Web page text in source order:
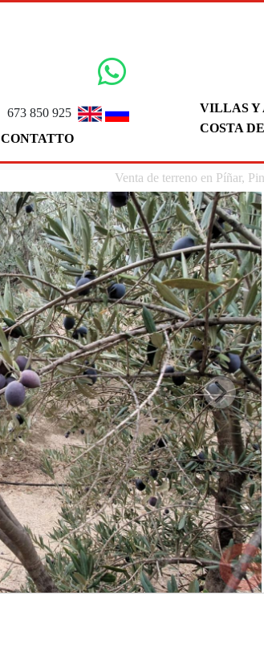
673 850 925
CONTATTO
VILLAS Y
COSTA
Venta de terreno en Píñar,